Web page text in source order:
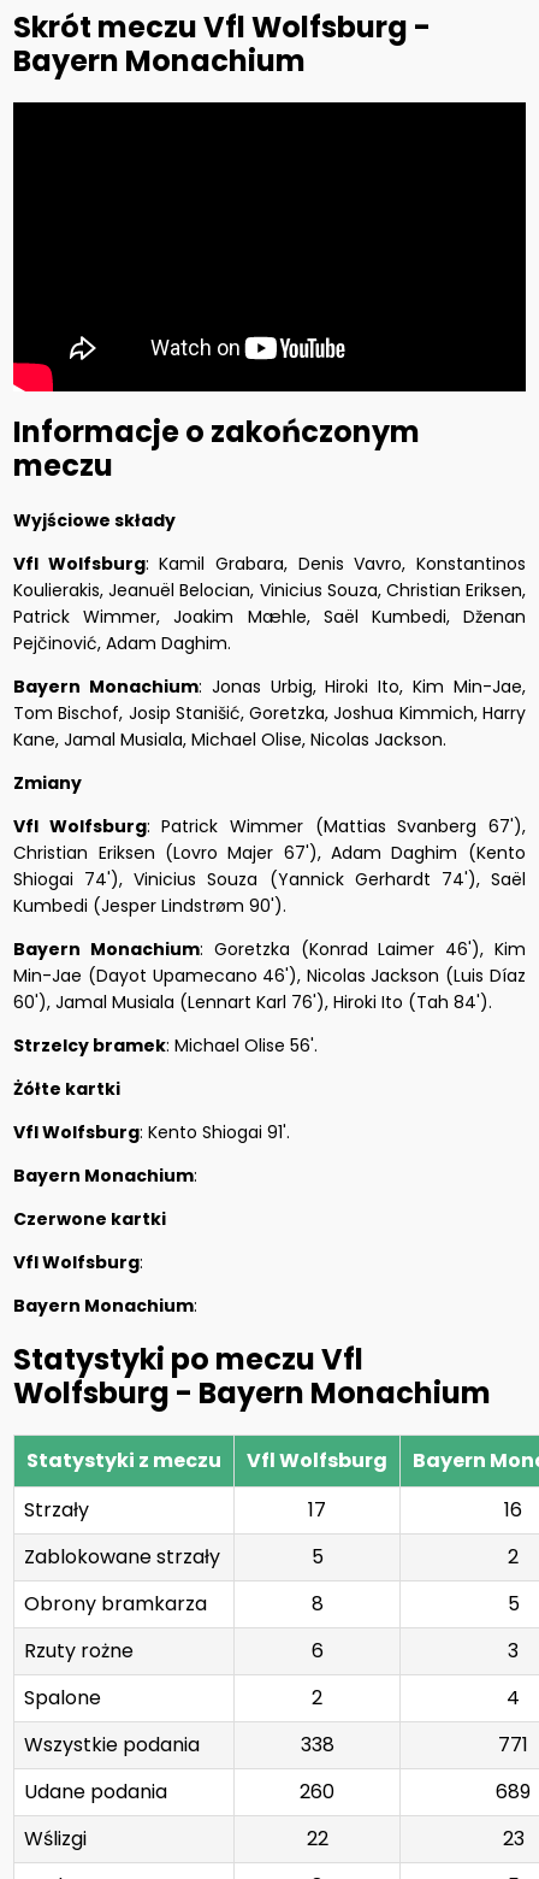
Skrót meczu Vfl Wolfsburg -
Bayern Monachium
Informacje o zakończonym
meczu
Wyjściowe składy
Vfl Wolfsburg: Kamil Grabara, Denis Vavro, Konstantinos
Koulierakis, Jeanuël Belocian, Vinicius Souza, Christian Eriksen,
Patrick Wimmer, Joakim Mæhle, Saël Kumbedi, Dženan
Pejčinović, Adam Daghim.
Bayern Monachium: Jonas Urbig, Hiroki Ito, Kim Min-Jae,
Tom Bischof, Josip Stanišić, Goretzka, Joshua Kimmich, Harry
Kane, Jamal Musiala, Michael Olise, Nicolas Jackson.
Zmiany
Vfl Wolfsburg: Patrick Wimmer (Mattias Svanberg 67'),
Christian Eriksen (Lovro Majer 67'), Adam Daghim (Kento
Shiogai 74'), Vinicius Souza (Yannick Gerhardt 74'), Saël
Kumbedi (Jesper Lindstrøm 90').
Bayern Monachium: Goretzka (Konrad Laimer 46'), Kim
Min-Jae (Dayot Upamecano 46'), Nicolas Jackson (Luis Díaz
60'), Jamal Musiala (Lennart Karl 76'), Hiroki Ito (Tah 84').
Strzelcy bramek: Michael Olise 56'.
Żółte kartki
Vfl Wolfsburg: Kento Shiogai 91'.
Bayern Monachium:
Czerwone kartki
Vfl Wolfsburg:
Bayern Monachium:
Statystyki po meczu Vfl
Wolfsburg - Bayern Monachium
Statystyki z meczu Vfl Wolfsburg
Bayern
Strzały
17
16
Zablokowane strzały
5
2
Obrony bramkarza
8
5
Rzuty rożne
6
3
Spalone
2
4
Wszystkie podania
338
771
Udane podania
260
689
Wślizgi
22
23